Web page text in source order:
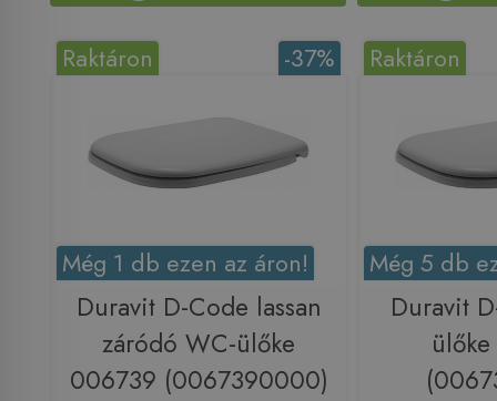
-37%
Raktáron
Még 1 db ezen az áron!
Duravit D-Code lassan
záródó WC-ülőke
006739 (0067390000)
Raktáron
Még 5 db
Duravit